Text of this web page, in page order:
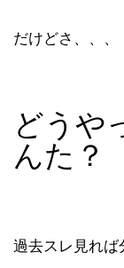
だけどさ、、、
どうや
んた？
過去スレ見れば